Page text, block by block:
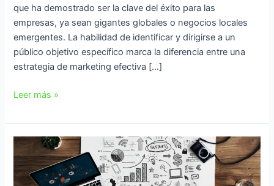
que ha demostrado ser la clave del éxito para las
empresas, ya sean gigantes globales o negocios locales
emergentes. La habilidad de identificar y dirigirse a un
público objetivo específico marca la diferencia entre una
estrategia de marketing efectiva […]
Leer más »
El
Impacto
Del